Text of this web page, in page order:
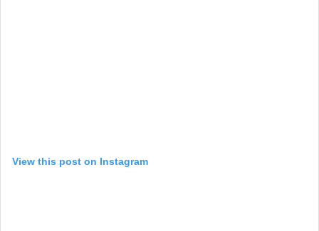
View this post on Instagram